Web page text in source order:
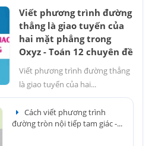
Viết phương trình đường
thẳng là giao tuyến của
hai mặt phẳng trong
Oxyz - Toán 12 chuyên đề
Viết phương trình đường thẳng
là giao tuyến của hai...
Cách viết phương trình
đường tròn nội tiếp tam giác -...